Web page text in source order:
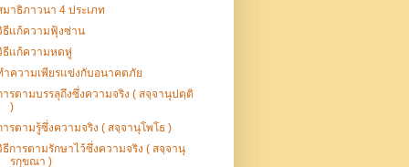
มาธิภาวนา 4 ประเภท
ธีแก้ความฟุ้งซ่าน
ธีแก้ความหดหู่
ำความเพียรแข่งกับอนาคตภัย
ารตามบรรลุถึงซึ่งความจริง ( สจฺจานุปตฺติ
)
ารตามรู้ซึ่งความจริง ( สจฺจานุโพโธ )
ธีการตามรักษาไว้ซึ่งความจริง ( สจฺจานุ
รกฺขณา )